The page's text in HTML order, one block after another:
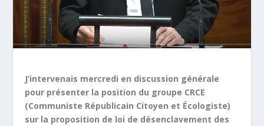
J’intervenais mercredi en discussion générale
pour présenter la position du groupe CRCE
(Communiste Républicain Citoyen et Écologiste)
sur la proposition de loi de désenclavement des